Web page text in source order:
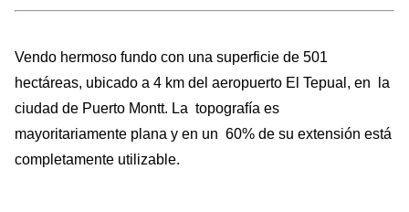
Vendo hermoso fundo con una superficie de 501
hectáreas, ubicado a 4 km del aeropuerto El Tepual, en la
ciudad de Puerto Montt. La topografía es
mayoritariamente plana y en un 60% de su extensión está
completamente utilizable.